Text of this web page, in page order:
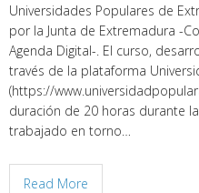
Universidades Populares de
por la Junta de Extremadura -
Agenda Digital-. El curso,
través de la plataforma
(https://
duración de 20 horas durante
trabajado en torno…
Read More